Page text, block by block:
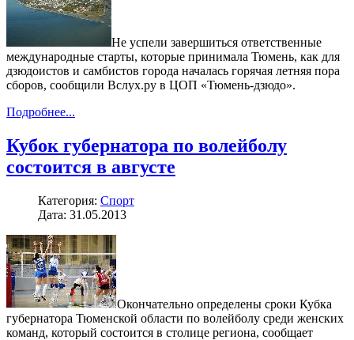
Не успели завершиться ответственные
международные старты, которые принимала Тюмень, как для
дзюдоистов и самбистов города началась горячая летняя пора
сборов, сообщили Вслух.ру в ЦОП «Тюмень-дзюдо».
Подробнее...
Кубок губернатора по волейболу
состоится в августе
Категория: Спорт
Дата: 31.05.2013
Окончательно определены сроки Кубка
губернатора Тюменской области по волейболу среди женских
команд, который состоится в столице региона, сообщает